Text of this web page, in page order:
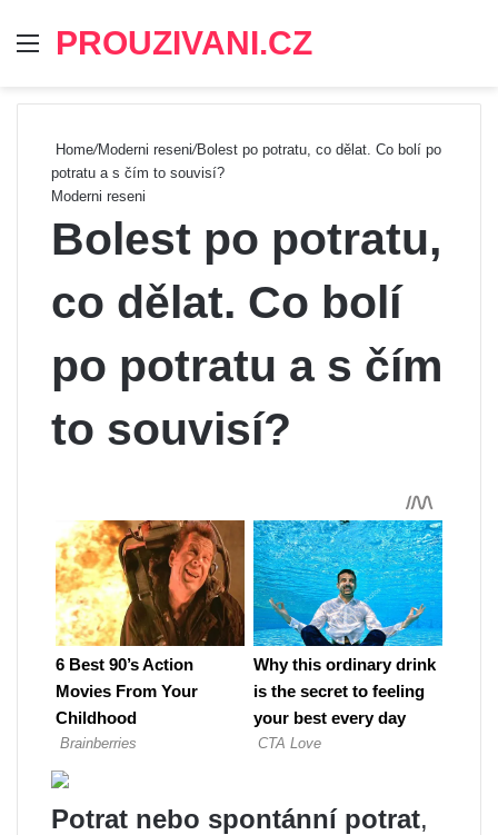
Menu
PROUZIVANI.CZ
Home/Moderni reseni/Bolest po potratu, co dělat. Co bolí po
potratu a s čím to souvisí?
Moderni reseni
Bolest po potratu,
co dělat. Co bolí
po potratu a s čím
to souvisí?
Potrat nebo spontánní potrat,